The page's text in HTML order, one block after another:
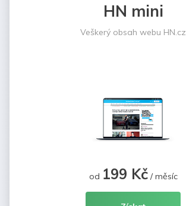
HN mini
Veškerý obsah webu HN.cz
od 199 Kč/ měsíc